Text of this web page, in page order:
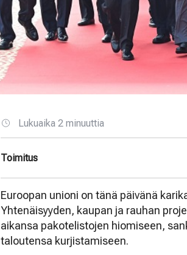
Lukuaika 2 minuuttia
Toimitus
Euroopan unioni on tänä päivänä
Yhtenäisyyden, kaupan ja rauhan
aikansa pakotelistojen hiomiseen,
taloutensa kurjistamiseen.